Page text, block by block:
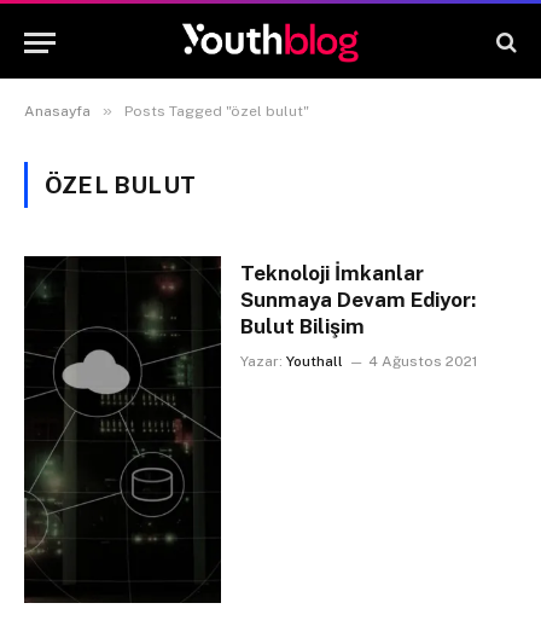
Anasayfa » Posts Tagged "özel bulut"
ÖZEL BULUT
Teknoloji İmkanlar
Sunmaya Devam Ediyor:
Bulut Bilişim
Yazar: Youthall 4 Ağustos 2021